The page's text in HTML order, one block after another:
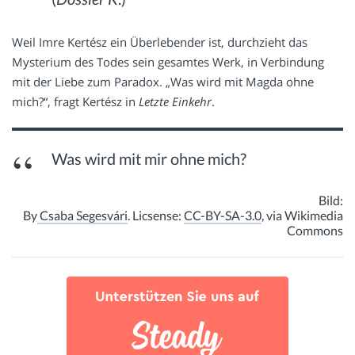
Weil Imre Kertész ein Überlebender ist, durchzieht das
Mysterium des Todes sein gesamtes Werk, in Verbindung
mit der Liebe zum Paradox. „Was wird mit Magda ohne
mich?“, fragt Kertész in Letzte Einkehr.
Was wird mit mir ohne mich?
Bild:
ByCsaba Segesvári . Licsense: CC-BY-SA-3.0 , via Wikimedia
Commons